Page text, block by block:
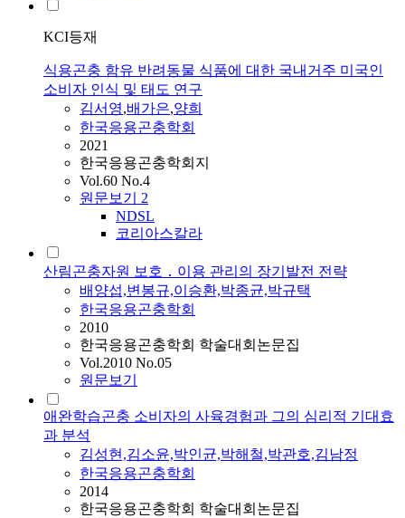
KCI등재
식용곤충 함유 반려동물 식품에 대한 국내거주 미국인
소비자 인식 및 태도 연구
김서영,배가은,양희
한국응용곤충학회
2021
한국응용곤충학회지
Vol.60 No.4
원문보기 2
NDSL
코리아스칼라
산림곤충자원 보호 ․ 이용 관리의 장기발전 전략
배양섭,변봉규,이승환,박종균,박규택
한국응용곤충학회
2010
한국응용곤충학회 학술대회논문집
Vol.2010 No.05
원문보기
애완학습곤충 소비자의 사육경험과 그의 심리적 기대효
과 분석
김성현,김소윤,박인균,박해철,박관호,김남정
한국응용곤충학회
2014
한국응용곤충학회 학술대회논문집